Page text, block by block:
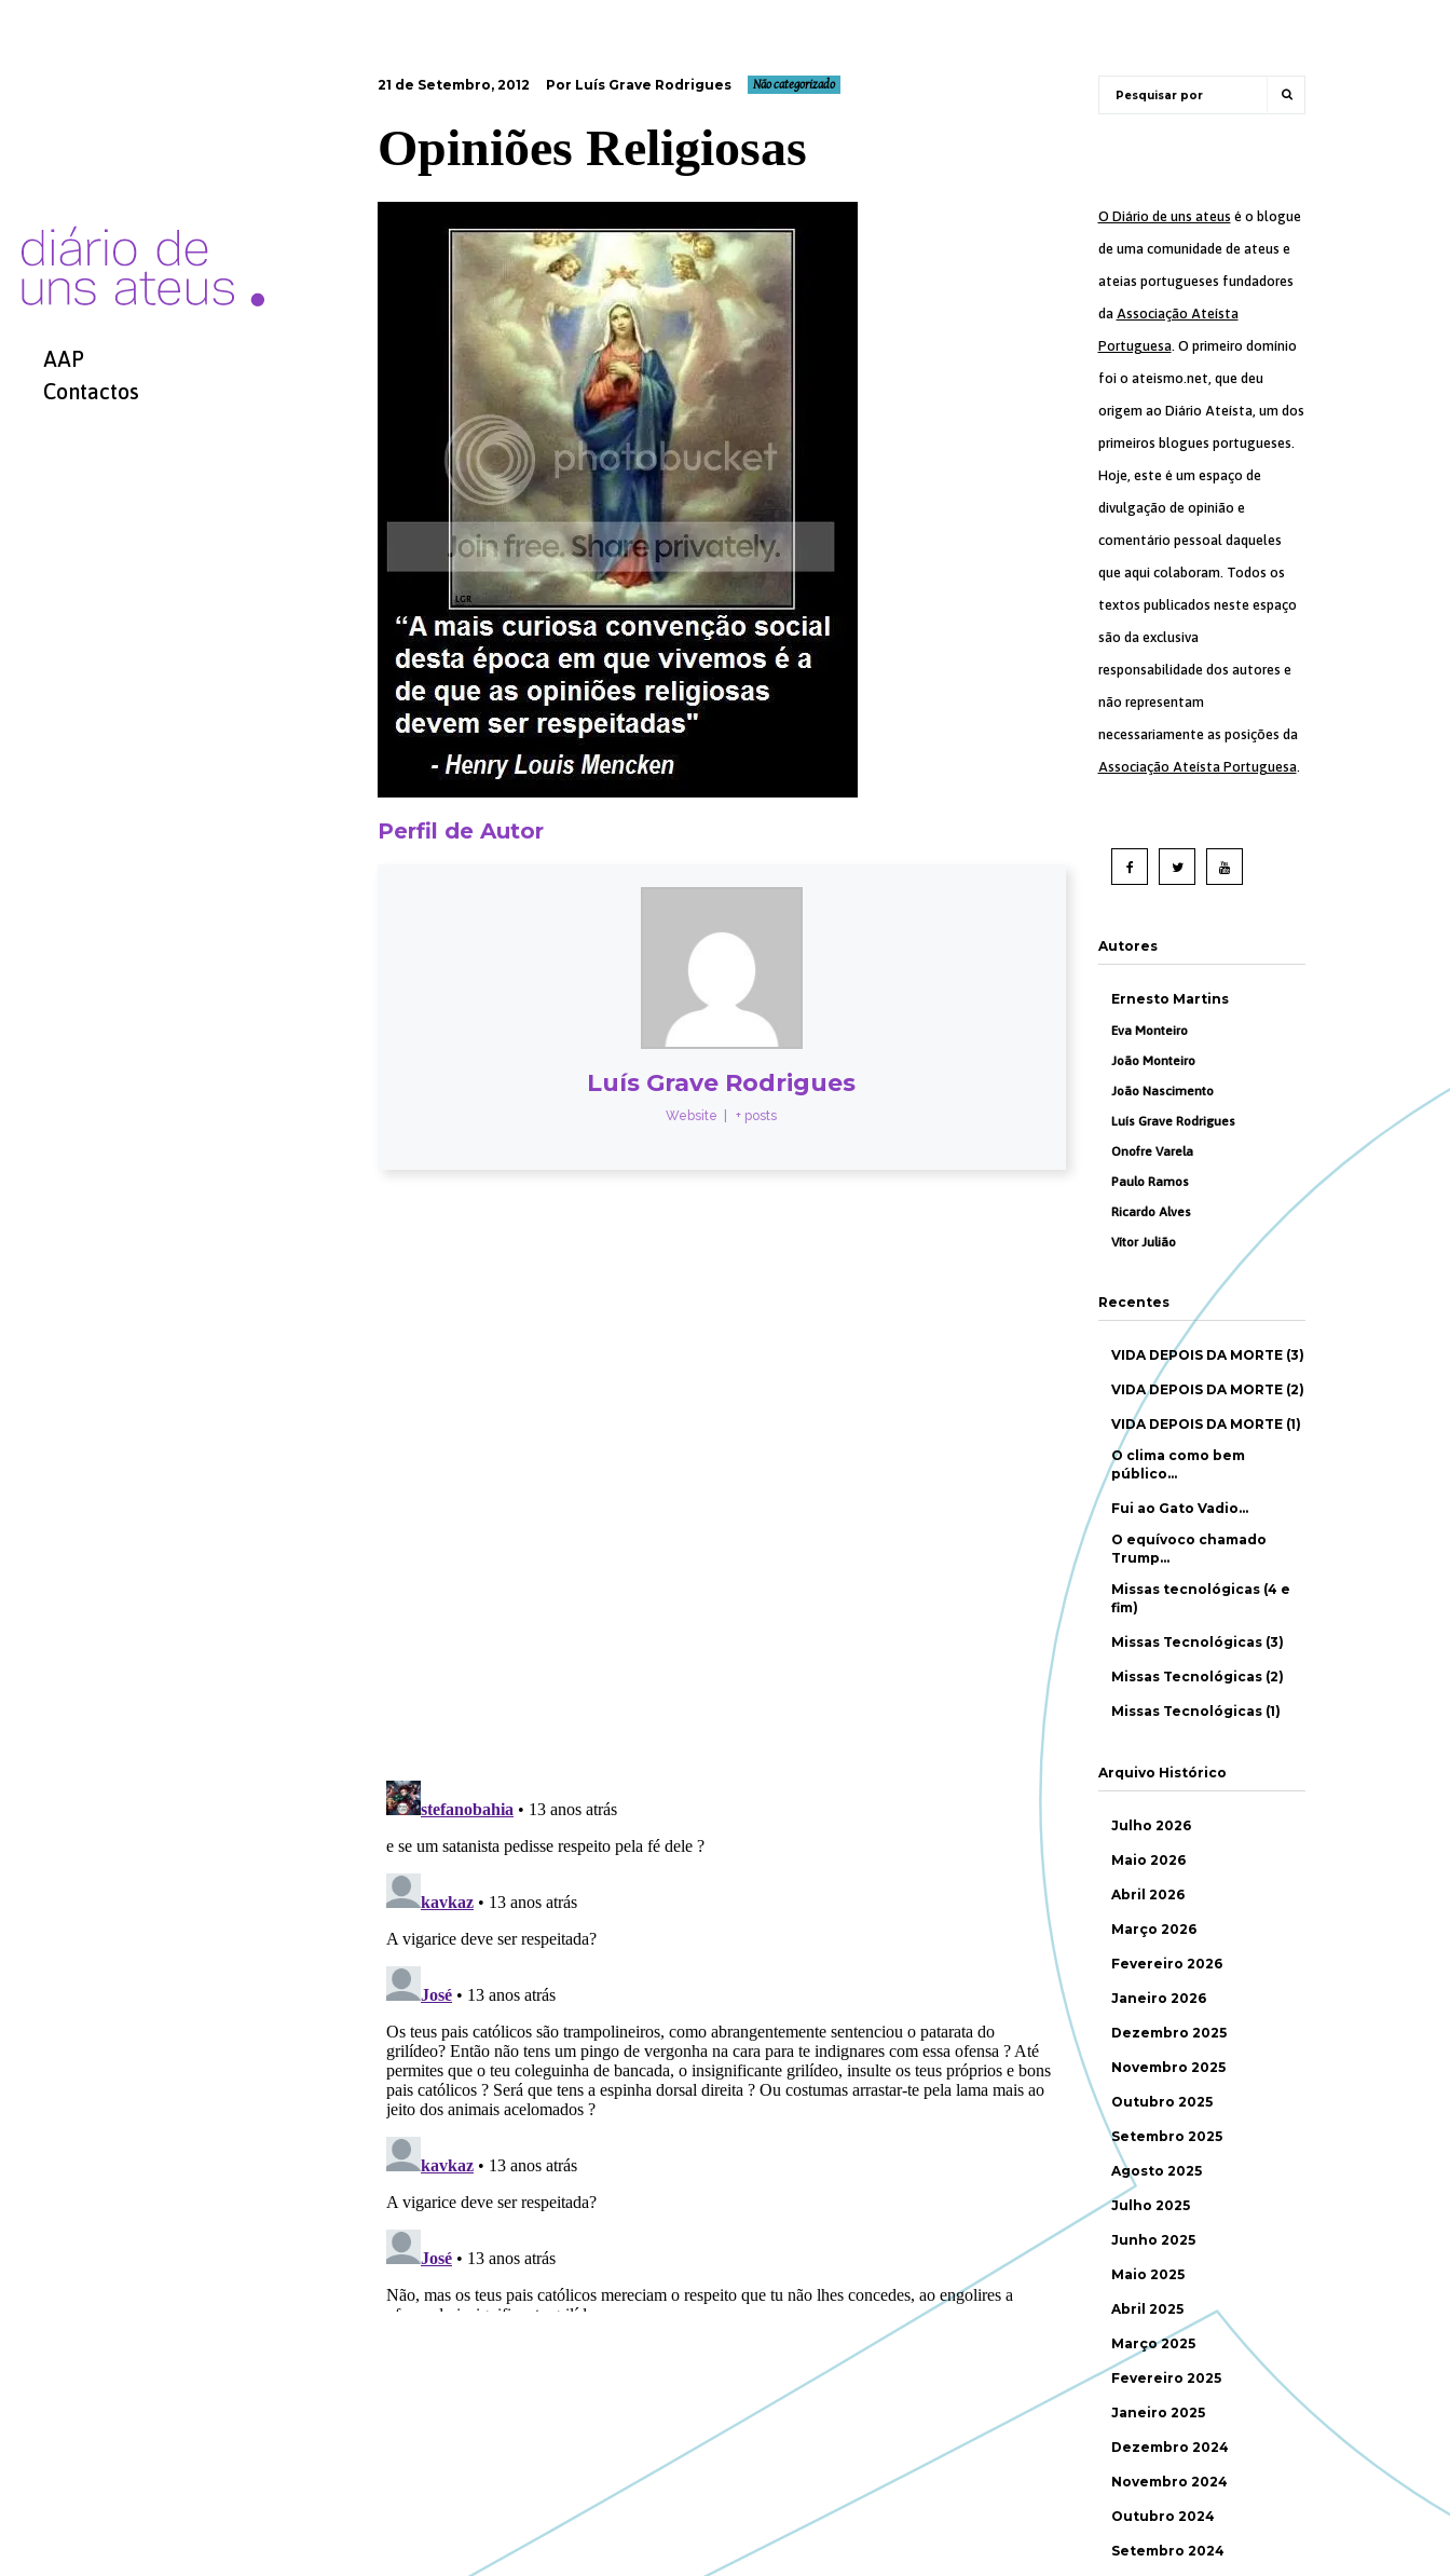
AAP
Contactos
21 de Setembro, 2012 Por Luís Grave Rodrigues Não categorizado
Opiniões Religiosas
Perfil de Autor
Luís Grave Rodrigues
Website + posts
O Diário de uns ateus é o blogue
de uma comunidade de ateus e
ateias portugueses fundadores
da Associação Ateísta
Portuguesa. O primeiro domínio
foi o ateismo.net, que deu
origem ao Diário Ateísta, um dos
primeiros blogues portugueses.
Hoje, este é um espaço de
divulgação de opinião e
comentário pessoal daqueles
que aqui colaboram. Todos os
textos publicados neste espaço
são da exclusiva
responsabilidade dos autores e
não representam
necessariamente as posições da
Associação Ateísta Portuguesa.
Autores
Ernesto Martins
Eva Monteiro
João Monteiro
João Nascimento
Luís Grave Rodrigues
Onofre Varela
Paulo Ramos
Ricardo Alves
Vítor Julião
Recentes
VIDA DEPOIS DA MORTE (3)
VIDA DEPOIS DA MORTE (2)
VIDA DEPOIS DA MORTE (1)
O clima como bem
público…
Fui ao Gato Vadio…
O equívoco chamado
Trump…
Missas tecnológicas (4 e
fim)
Missas Tecnológicas (3)
Missas Tecnológicas (2)
Missas Tecnológicas (1)
Arquivo Histórico
Julho 2026
Maio 2026
Abril 2026
Março 2026
Fevereiro 2026
Janeiro 2026
Dezembro 2025
Novembro 2025
Outubro 2025
Setembro 2025
Agosto 2025
Julho 2025
Junho 2025
Maio 2025
Abril 2025
Março 2025
Fevereiro 2025
Janeiro 2025
Dezembro 2024
Novembro 2024
Outubro 2024
Setembro 2024